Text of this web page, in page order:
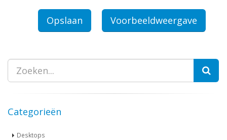
Zoeken
Categorieën
Desktops